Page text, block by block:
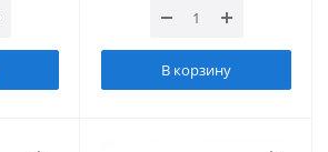
В корзину